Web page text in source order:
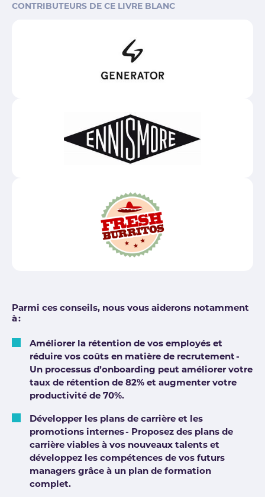
CONTRIBUTEURS DE CE LIVRE BLANC
Parmi ces conseils, nous vous aiderons notamment
à :
Améliorer la rétention de vos employés et
réduire vos coûts en matière de recrutement -
Un processus d’onboarding peut améliorer votre
taux de rétention de 82% et augmenter votre
productivité de 70%.
Développer les plans de carrière et les
promotions internes - Proposez des plans de
carrière viables à vos nouveaux talents et
développez les compétences de vos futurs
managers grâce à un plan de formation
complet.